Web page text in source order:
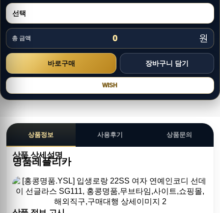
총 금액 0 원
WISH
상품정보 사용후기 상품문의
상품 상세설명
명품레플리카